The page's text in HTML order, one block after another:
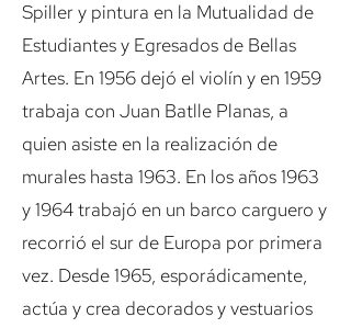
Spiller y pintura en la Mutualidad de
Estudiantes y Egresados de Bellas
Artes. En 1956 dejó el violín y en 1959
trabaja con Juan Batlle Planas, a
quien asiste en la realización de
murales hasta 1963. En los años 1963
y 1964 trabajó en un barco carguero y
recorrió el sur de Europa por primera
vez. Desde 1965, esporádicamente,
actúa y crea decorados y vestuarios